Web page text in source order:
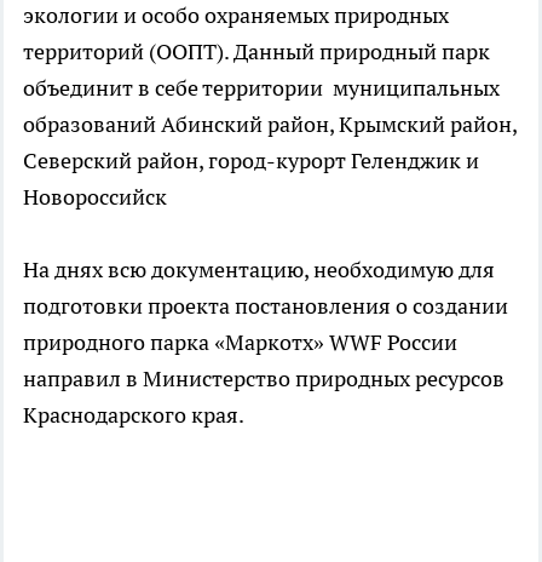
экологии и особо охраняемых природных
территорий (ООПТ). Данный природный парк
объединит в себе территории муниципальных
образований Абинский район, Крымский район,
Северский район, город-курорт Геленджик и
Новороссийск
На днях всю документацию, необходимую для
подготовки проекта постановления о создании
природного парка «Маркотх» WWF России
направил в Министерство природных ресурсов
Краснодарского края.